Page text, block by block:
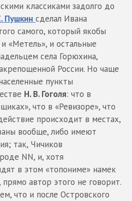
классиками задолго до
Пушкин сделал Ивана
самого, который якобы
«Метель», и остальные
села Горюхина,
России. Но чаще
пункты
Н. В. Гоголя: что в
что в «Ревизоре», что
происходит в местах,
вообще, либо имеют
так, Чичиков
NN, и, хотя
в этом «топониме» намек
автор этого не говорит.
что и после Островского